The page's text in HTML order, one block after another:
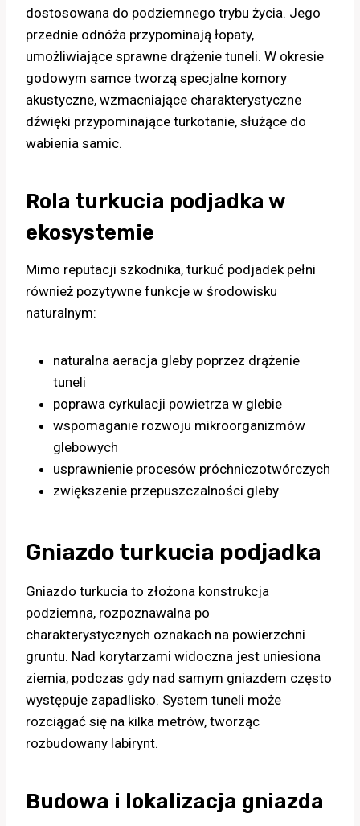
dostosowana do podziemnego trybu życia. Jego
przednie odnóża przypominają łopaty,
umożliwiające sprawne drążenie tuneli. W okresie
godowym samce tworzą specjalne komory
akustyczne, wzmacniające charakterystyczne
dźwięki przypominające turkotanie, służące do
wabienia samic.
Rola turkucia podjadka w
ekosystemie
Mimo reputacji szkodnika, turkuć podjadek pełni
również pozytywne funkcje w środowisku
naturalnym:
naturalna aeracja gleby poprzez drążenie
tuneli
poprawa cyrkulacji powietrza w glebie
wspomaganie rozwoju mikroorganizmów
glebowych
usprawnienie procesów próchniczotwórczych
zwiększenie przepuszczalności gleby
Gniazdo turkucia podjadka
Gniazdo turkucia to złożona konstrukcja
podziemna, rozpoznawalna po
charakterystycznych oznakach na powierzchni
gruntu. Nad korytarzami widoczna jest uniesiona
ziemia, podczas gdy nad samym gniazdem często
występuje zapadlisko. System tuneli może
rozciągać się na kilka metrów, tworząc
rozbudowany labirynt.
Budowa i lokalizacja gniazda